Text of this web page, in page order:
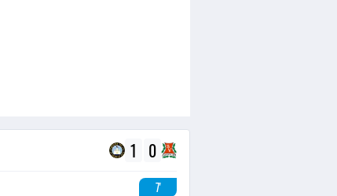
1 0
7'